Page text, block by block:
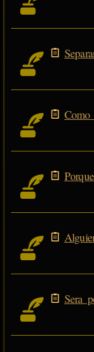
Sera